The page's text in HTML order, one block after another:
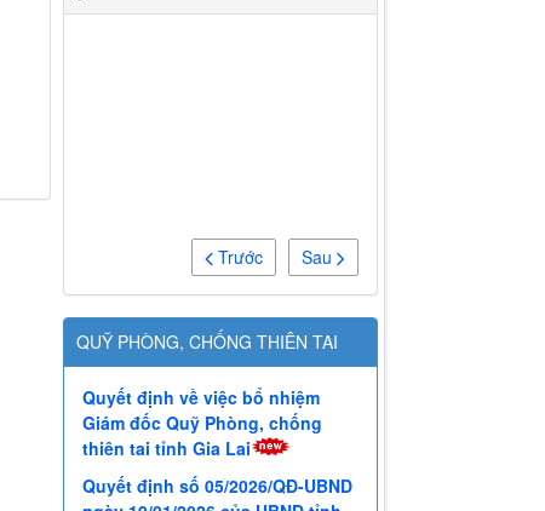
Sau
Trước
QUỸ PHÒNG, CHỐNG THIÊN TAI
Quyết định về việc bổ nhiệm
Giám đốc Quỹ Phòng, chống
thiên tai tỉnh Gia Lai
Quyết định số 05/2026/QĐ-UBND